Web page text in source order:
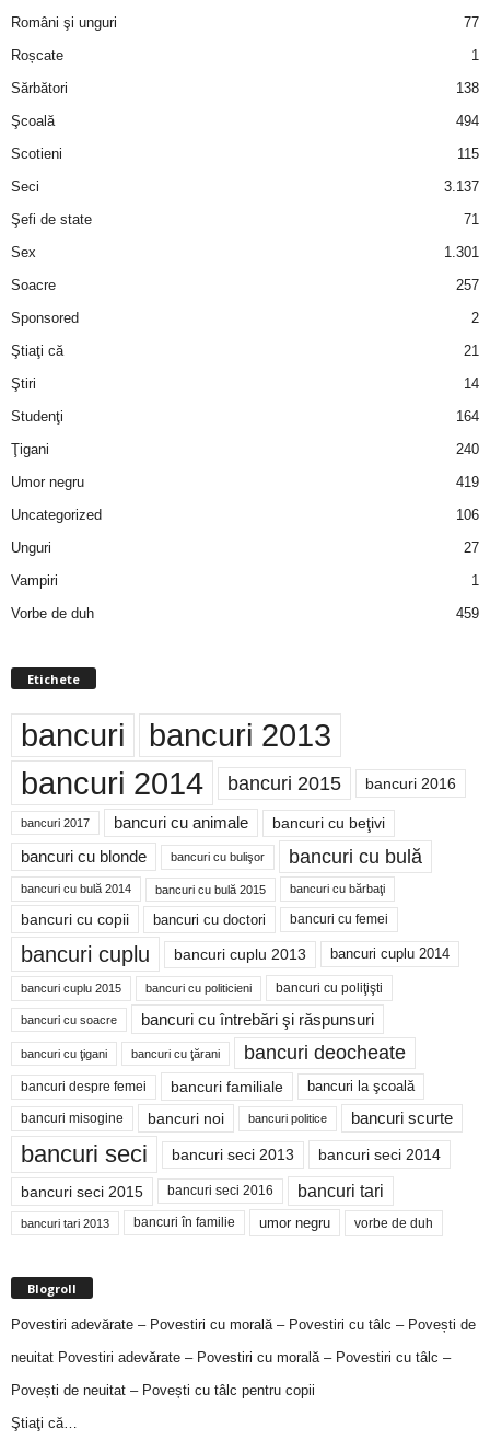
Români şi unguri
77
Roșcate
1
Sărbători
138
Şcoală
494
Scotieni
115
Seci
3.137
Şefi de state
71
Sex
1.301
Soacre
257
Sponsored
2
Ştiaţi că
21
Ştiri
14
Studenţi
164
Ţigani
240
Umor negru
419
Uncategorized
106
Unguri
27
Vampiri
1
Vorbe de duh
459
Etichete
bancuri bancuri 2013
bancuri 2014 bancuri 2015 bancuri 2016
bancuri 2017 bancuri cu animale bancuri cu beţivi
bancuri cu blonde bancuri cu bulişor bancuri cu bulă
bancuri cu bulă 2014 bancuri cu bulă 2015 bancuri cu bărbaţi
bancuri cu copii bancuri cu doctori bancuri cu femei
bancuri cuplu bancuri cuplu 2013 bancuri cuplu 2014
bancuri cuplu 2015 bancuri cu politicieni bancuri cu poliţişti
bancuri cu soacre bancuri cu întrebări şi răspunsuri
bancuri cu ţigani bancuri cu ţărani bancuri deocheate
bancuri despre femei bancuri familiale bancuri la şcoală
bancuri misogine bancuri noi bancuri politice bancuri scurte
bancuri seci bancuri seci 2013 bancuri seci 2014
bancuri seci 2015 bancuri seci 2016 bancuri tari
bancuri tari 2013 bancuri în familie umor negru vorbe de duh
Blogroll
Povestiri adevărate – Povestiri cu morală – Povestiri cu tâlc – Povești de
neuitat Povestiri adevărate – Povestiri cu morală – Povestiri cu tâlc –
Povești de neuitat – Povești cu tâlc pentru copii
Ştiaţi că…